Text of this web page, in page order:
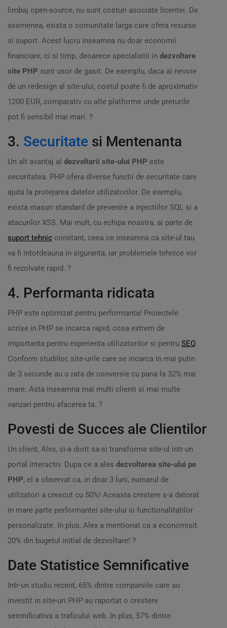
limbaj open-source, nu sunt costuri asociate licentei. De
asemenea, exista o comunitate larga care ofera resurse
si suport. Acest lucru inseamna nu doar economii
financiare, ci si timp, deoarece specialistii in dezvoltare
site PHP sunt usor de gasit. De exemplu, daca ai nevoie
de un redesign al site-ului, costul poate fi de aproximativ
1200 EUR, comparativ cu alte platforme unde preturile
pot fi sensibil mai mari. ?
3. Securitate si Mentenanta
Un alt avantaj al dezvoltarii site-ului PHP este
securitatea. PHP ofera diverse functii de securitate care
ajuta la protejarea datelor utilizatorilor. De exemplu,
exista masuri standard de prevenire a injectiilor SQL si a
atacurilor XSS. Mai mult, cu echipa noastra, ai parte de
suport tehnic constant, ceea ce inseamna ca site-ul tau
va fi intotdeauna in siguranta, iar problemele tehnice vor
fi rezolvate rapid. ?️
4. Performanta ridicata
PHP este optimizat pentru performanta! Proiectele
scrise in PHP se incarca rapid, cosa extrem de
importanta pentru experienta utilizatorilor si pentru SEO.
Conform studiilor, site-urile care se incarca in mai putin
de 3 secunde au o rata de conversie cu pana la 32% mai
mare. Asta inseamna mai multi clienti si mai multe
vanzari pentru afacerea ta. ?
Povesti de Succes ale Clientilor
Un client, Alex, si-a dorit sa-si transforme site-ul intr-un
portal interactiv. Dupa ce a ales dezvoltarea site-ului pe
PHP, el a observat ca, in doar 3 luni, numarul de
utilizatori a crescut cu 50%! Aceasta crestere s-a datorat
in mare parte performantei site-ului si functionalitatilor
personalizate. In plus, Alex a mentionat ca a economisit
20% din bugetul initial de dezvoltare! ?
Date Statistice Semnificative
Intr-un studiu recent, 65% dintre companiile care au
investit in site-uri PHP au raportat o crestere
semnificativa a traficului web. In plus, 57% dintre